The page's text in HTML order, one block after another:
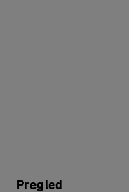
Pregled